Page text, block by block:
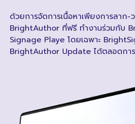
ด้วยการจัดการเนื้อหาเพียงการลาก
BrightAuthor ที่ฟรี ทำงานร่วมกับ
Signage Playe โดยเฉพาะ
BrightAuthor Update ได้ตลอดการ